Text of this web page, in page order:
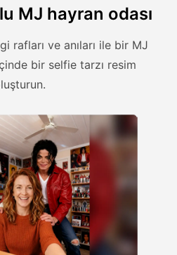
MJ hayran odası
rafları ve anıları ile bir MJ
bir selfie tarzı resim